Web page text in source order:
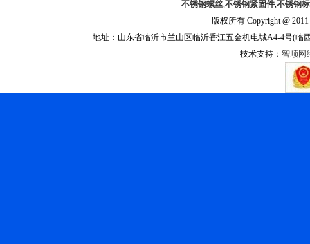
不锈钢螺丝,不锈钢紧固件,不锈钢
版权所有 Copyright @
地址：山东省临沂市兰山区临沂香江五金机电城A4-4号(临
技术支持： 智顺网